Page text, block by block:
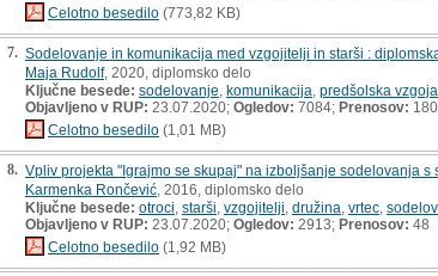
Celotno besedilo (773,82 KB)
7. Sodelovanje in komunikacija med vzgojitelji in starši :
Maja Rudolf, 2020, diplomsko delo
Ključne besede: sodelovanje komunikacija predšolska vzgoja
Objavljeno v RUP: 23.07.2020; Ogledov: 7084; Prenosov: 180
Celotno besedilo (1,01 MB)
8. Vpliv projekta "Igrajmo se skupaj" na izboljšanje sodelovanja s
Karmenka Rončević , 2016, diplomsko delo
Ključne besede: otroci starši vzgojitelji družina vrtec
Objavljeno v RUP: 23.07.2020; Ogledov: 2913; Prenosov: 48
Celotno besedilo (1,92 MB)